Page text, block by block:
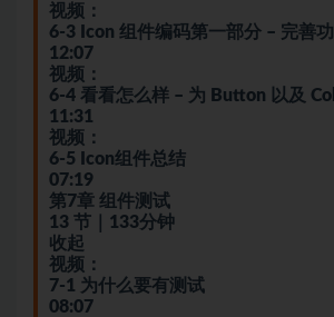
视频：
6-3 Icon 组件编码第一部分 – 完善
12:07
视频：
6-4 看看怎么样 – 为 Button 以及
11:31
视频：
6-5 Icon组件总结
07:19
第7章 组件测试
13 节｜133分钟
收起
视频：
7-1 为什么要有测试
08:07